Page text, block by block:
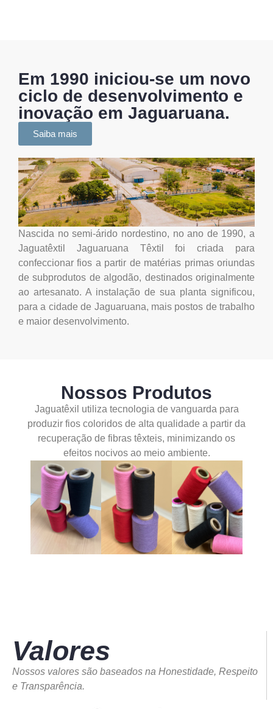
Em 1990 iniciou-se um novo
ciclo de desenvolvimento e
inovação em Jaguaruana.
Saiba mais
Nascida no semi-árido nordestino, no ano de 1990, a
Jaguatêxtil Jaguaruana Têxtil foi criada para
confeccionar fios a partir de matérias primas oriundas
de subprodutos de algodão, destinados originalmente
ao artesanato. A instalação de sua planta significou,
para a cidade de Jaguaruana, mais postos de trabalho
e maior desenvolvimento.
Nossos Produtos
Jaguatêxil utiliza tecnologia de vanguarda para
produzir fios coloridos de alta qualidade a partir da
recuperação de fibras têxteis, minimizando os
efeitos nocivos ao meio ambiente.
Valores
Nossos valores são baseados na Honestidade, Respeito
e Transparência.